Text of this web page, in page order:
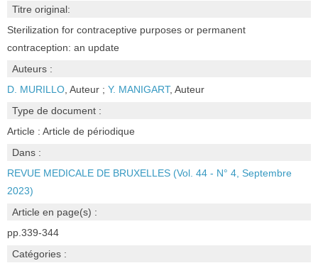
Titre original:
Sterilization for contraceptive purposes or permanent
contraception: an update
Auteurs :
D. MURILLO, Auteur ; Y. MANIGART, Auteur
Type de document :
Article : Article de périodique
Dans :
REVUE MEDICALE DE BRUXELLES (Vol. 44 - N° 4, Septembre
2023)
Article en page(s) :
pp.339-344
Catégories :